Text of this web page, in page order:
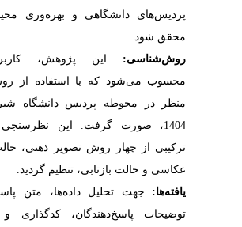
پردیس‌­های دانشگاهی و بهره‌­وری
محقق شود.
روش‌‏شناسی: این پژوهش،
محسوب می­‌شود که با استفاده از
منظر در محوطه پردیس دانشگاه
1404، صورت گرفت. این نظرسنجی
ترکیبی از چهار روش تصویر ذهنی،
عکاسی و حالت بازتابی، تنظیم گردید.
یافته‌­ها: جهت تحلیل
داده­‌ها، متن
توضیحات پاسخ‌­دهندگان، کدگذاری